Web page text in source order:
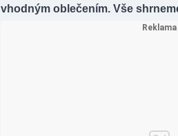
vhodným oblečením. Vše